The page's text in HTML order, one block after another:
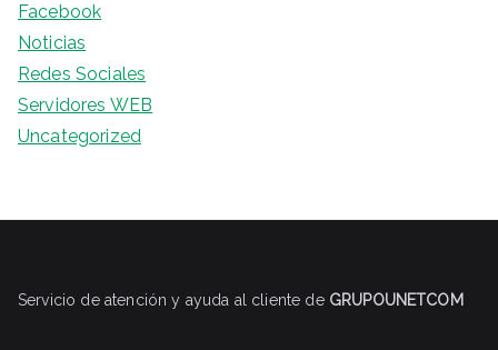
Facebook
Noticias
Redes Sociales
Servidores WEB
Uncategorized
Servicio de atención y ayuda al cliente de GRUPOUNETCOM